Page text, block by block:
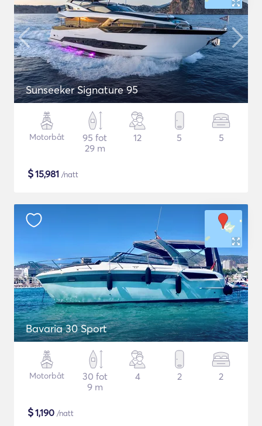
Sunseeker Signature 95
Motorbåt
95 fot
29 m
12 5 5
$15,981 /natt
Bavaria 30 Sport
Motorbåt
30 fot
9 m
4 2 2
$1,190 /natt